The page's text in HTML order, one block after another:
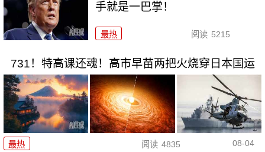
手就是一巴掌！
最热 阅读 5215
731！特高课还魂！高市早苗两把火烧穿日本国运
最热 阅读 4835 08-04